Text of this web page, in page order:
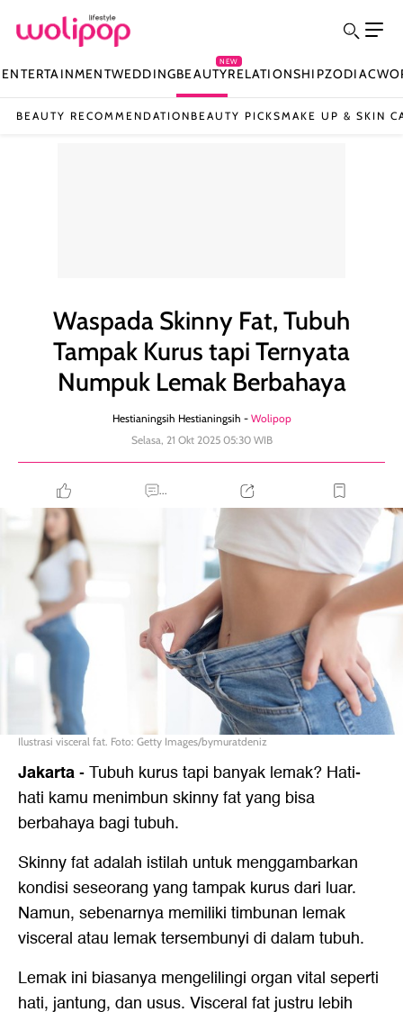
ENTERTAINMENTWEDDINGBEAUTY
NEW
RELATIONSHIPZODIAC
BEAUTY RECOMMENDATION BEAUTY PICKSMAKE UP & SKIN
Waspada Skinny Fat, Tubuh
Tampak Kurus tapi Ternyata
Numpuk Lemak Berbahaya
Hestianingsih Hestianingsih - Wolipop
Selasa, 21 Okt 2025 05:30 WIB
...
Ilustrasi visceral fat. Foto: Getty Images/bymuratdeniz
Jakarta-Tubuh kurus tapi banyak lemak? Hati-
hati kamu menimbun skinny fat yang bisa
berbahaya bagi tubuh.
Skinny fat adalah istilah untuk menggambarkan
kondisi seseorang yang tampak kurus dari luar.
Namun, sebenarnya memiliki timbunan lemak
visceral atau lemak tersembunyi di dalam tubuh.
Lemak ini biasanya mengelilingi organ vital seperti
hati, jantung, dan usus. Visceral fat justru lebih